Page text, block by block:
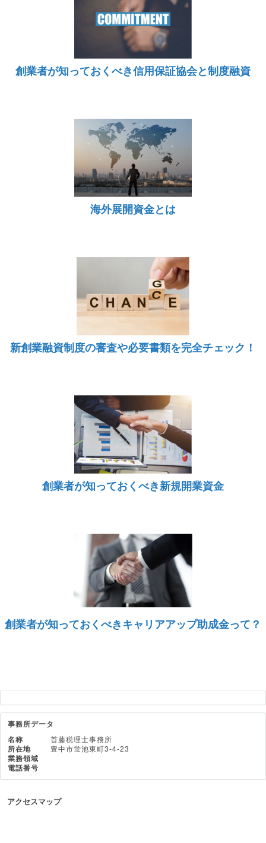
創業者が知っておくべき信用保証協会と制度融資
海外展開資金とは
新創業融資制度の審査や必要書類を完全チェック！
創業者が知っておくべき新規開業資金
創業者が知っておくべきキャリアアップ助成金って？
事務所データ
名称
首藤税理士事務所
所在地 豊中市蛍池東町3-4-23
業務領域
電話番号
アクセスマップ